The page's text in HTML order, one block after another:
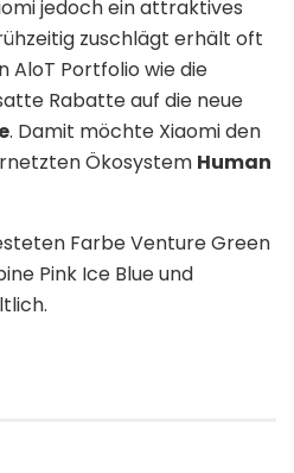
jedoch ein attraktives
zuschlägt erhält oft
AloT Portfolio wie die
Rabatte auf die neue
. Damit möchte Xiaomi den
Ökosystem Human
Farbe Venture Green
Pink Ice Blue und